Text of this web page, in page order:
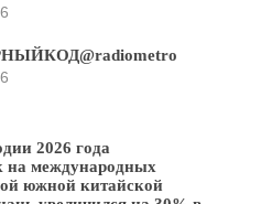
2026 года
на международных
южной китайской